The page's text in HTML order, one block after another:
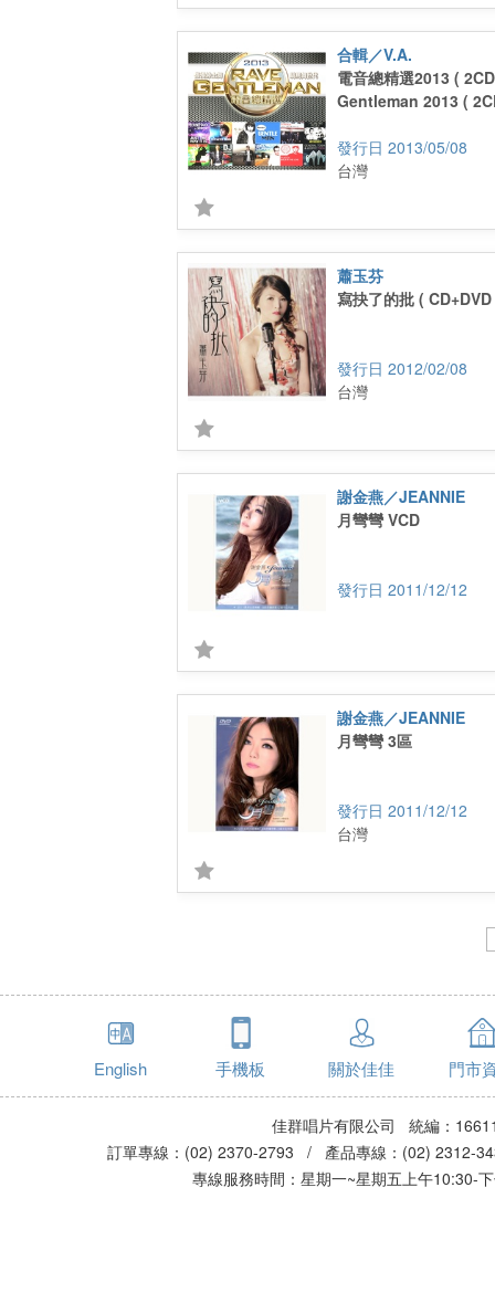
合輯／V.A.
電音總精選2013 (
Gentleman 2013 (
2013/05/08
台灣
蕭玉芬
寫抉了的批 (
2012/02/08
台灣
謝金燕／JEANNIE
月彎彎 VCD
2011/12/12
謝金燕／JEANNIE
月彎彎 3區
2011/12/12
台灣
English 手機板 關於佳佳 門市
佳群唱片有限公司 統編：
訂單專線：(02) 2370-2793 / 產品專線：(02)
專線服務時間：星期一~星期五上午10:30-